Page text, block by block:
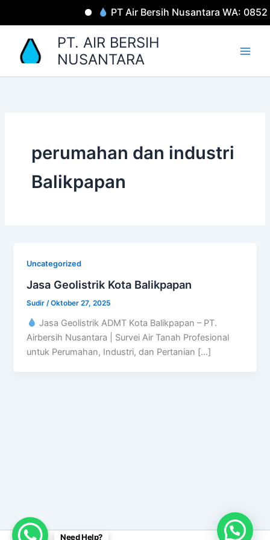
PT Air Bersih Nusantara WA:
PT. AIR BERSIH
NUSANTARA
perumahan dan industri
Balikpapan
Uncategorized
Jasa Geolistrik Kota Balikpapan
Sudir /Oktober 27, 2025
Jasa Geolistrik ADMT Kota Balikpapan – PT.
Airbersih Nusantara | Survei Air Tanah Profesional
untuk Perumahan, Industri, dan Pertanian […]
Need Help?